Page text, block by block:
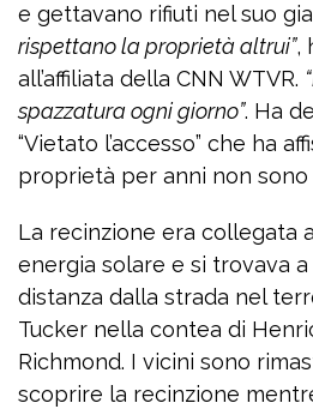
e gettavano rifiuti nel suo
rispettano la proprietà altrui”,
all’affiliata della CNN WTVR.
spazzatura ogni giorno”. Ha
“Vietato l’accesso” che ha
proprietà per anni non sono
La recinzione era collegata
energia solare e si trovava
distanza dalla strada nel
Tucker nella contea di
Richmond. I vicini sono
scoprire la recinzione